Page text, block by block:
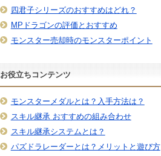
四君子シリーズのおすすめはどれ？
MPドラゴンの評価とおすすめ
モンスター売却時のモンスターポイント
お役立ちコンテンツ
モンスターメダルとは？入手方法は？
スキル継承 おすすめの組み合わせ
スキル継承システムとは？
パズドラレーダーとは？メリットと遊び方